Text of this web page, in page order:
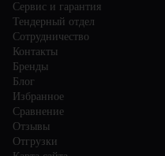
Сервис и гарантия
Тендерный отдел
Сотрудничество
Контакты
Бренды
Блог
Избранное
Сравнение
Отзывы
Отгрузки